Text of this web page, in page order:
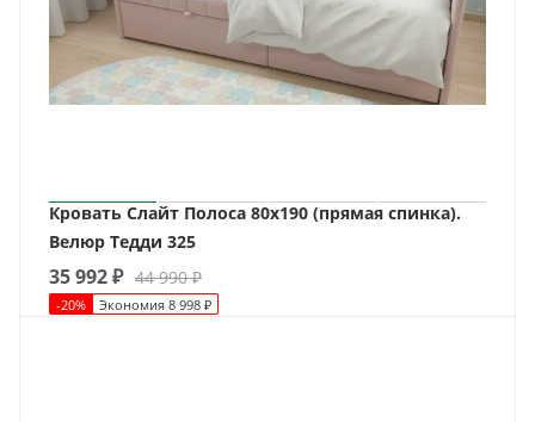
Кровать Слайт Полоса 80х190 (прямая спинка).
Велюр Тедди 325
35 992₽ 44 990₽
-20% Экономия 8 998 ₽